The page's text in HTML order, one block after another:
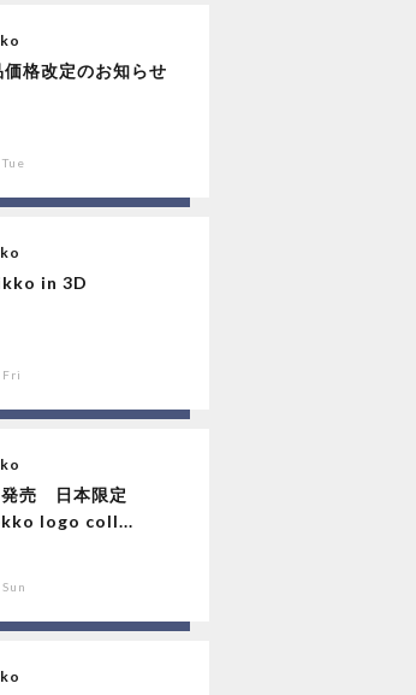
格改定のお知らせ
in 3D
売 日本限定
logo coll...